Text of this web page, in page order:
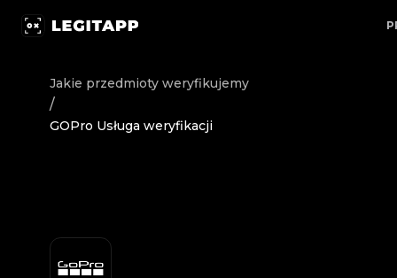
Jakie przedmioty weryfikujemy
/
GOPro Usługa weryfikacji